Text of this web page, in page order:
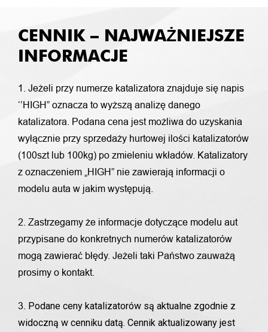
CENNIK – NAJWAŻNIEJSZE
INFORMACJE
1. Jeżeli przy numerze katalizatora znajduje się napis
‘’HIGH” oznacza to wyższą analizę danego
katalizatora. Podana cena jest możliwa do uzyskania
wyłącznie przy sprzedaży hurtowej ilości katalizatorów
(100szt lub 100kg) po zmieleniu wkładów. Katalizatory
z oznaczeniem „HIGH” nie zawierają informacji o
modelu auta w jakim występują.
2. Zastrzegamy że informacje dotyczące modelu aut
przypisane do konkretnych numerów katalizatorów
mogą zawierać błędy. Jeżeli taki Państwo zauważą
prosimy o kontakt.
3. Podane ceny katalizatorów są aktualne zgodnie z
widoczną w cenniku datą. Cennik aktualizowany jest